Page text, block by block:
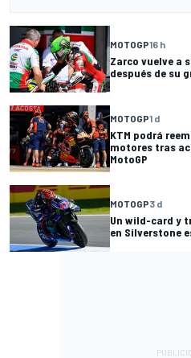
MOTOGP16 h
Zarco vuelve a
después de su
MOTOGP1 d
KTM podrá
motores tras
MotoGP
MOTOGP3 d
Un wild-card y
en Silverstone